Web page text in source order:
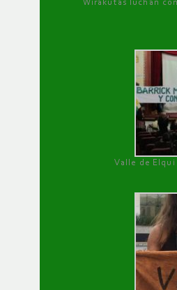
Wirakutas luchan
Valle de